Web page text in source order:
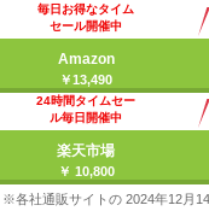
毎日お得なタイム
セール開催中
Amazon
￥13,490
24時間タイムセー
ル毎日開催中
楽天市場
￥ 10,800
※各社通販サイトの 2024年12月